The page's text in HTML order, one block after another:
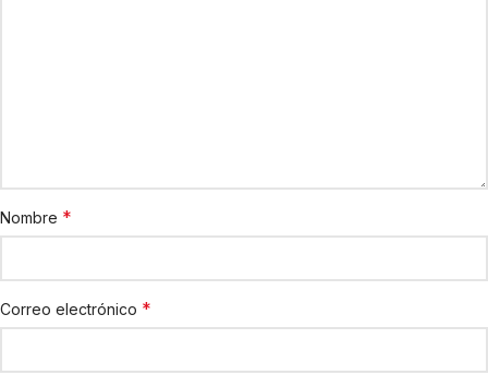
Nombre *
Correo electrónico *